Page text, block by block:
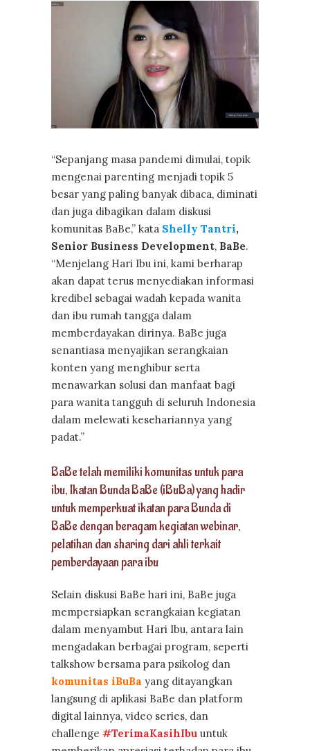
“Sepanjang masa pandemi dimulai, topik
mengenai parenting menjadi topik 5
besar yang paling banyak dibaca, diminati
dan juga dibagikan dalam diskusi
komunitas BaBe,” kata Shelly Tantri,
Senior Business Development, BaBe.
“Menjelang Hari Ibu ini, kami berharap
akan dapat terus menyediakan informasi
kredibel sebagai wadah kepada wanita
dan ibu rumah tangga dalam
memberdayakan dirinya. BaBe juga
senantiasa menyajikan serangkaian
konten yang menghibur serta
menawarkan solusi dan manfaat bagi
para wanita tangguh di seluruh Indonesia
dalam melewati kesehariannya yang
padat.”
BaBe telah memiliki komunitas untuk para
ibu, Ikatan Bunda BaBe (iBuBa) yang hadir
untuk memperkuat ikatan para Bunda di
BaBe dengan beragam kegiatan webinar,
pelatihan dan sharing dari ahli terkait
pemberdayaan para ibu
Selain diskusi BaBe hari ini, BaBe juga
mempersiapkan serangkaian kegiatan
dalam menyambut Hari Ibu, antara lain
mengadakan berbagai program, seperti
talkshow bersama para psikolog dan
komunitas iBuBa yang ditayangkan
langsung di aplikasi BaBe dan platform
digital lainnya, video series, dan
challenge #TerimaKasihIbu untuk